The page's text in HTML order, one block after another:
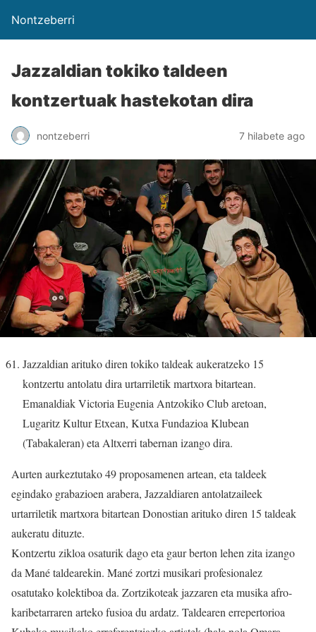
Nontzeberri
Jazzaldian tokiko taldeen
kontzertuak hastekotan dira
nontzeberri 7 hilabete ago
Jazzaldian arituko diren tokiko taldeak aukeratzeko 15
kontzertu antolatu dira urtarriletik martxora bitartean.
Emanaldiak Victoria Eugenia Antzokiko Club aretoan,
Lugaritz Kultur Etxean, Kutxa Fundazioa Klubean
(Tabakaleran) eta Altxerri tabernan izango dira.
Aurten aurkeztutako 49 proposamenen artean, eta taldeek
egindako grabazioen arabera, Jazzaldiaren antolatzaileek
urtarriletik martxora bitartean Donostian arituko diren 15 taldeak
aukeratu dituzte.
Kontzertu zikloa osaturik dago eta gaur berton lehen zita izango
da Mané taldearekin. Mané zortzi musikari profesionalez
osatutako kolektiboa da. Zortzikoteak jazzaren eta musika afro-
karibetarraren arteko fusioa du ardatz. Taldearen errepertorioa